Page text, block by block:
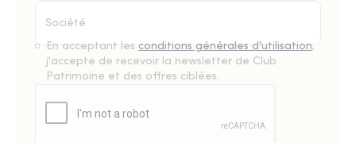
En acceptant les conditions générales d'utilisation,
j'accepte de recevoir la newsletter de Club
Patrimoine et des offres ciblées.